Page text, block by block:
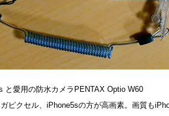
と愛用の防水カメラPENTAX Optio W60
ピクセル、iPhone5sの方が高画素。画質も